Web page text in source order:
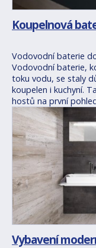
Koupelnová
Vodovodní baterie
Vodovodní baterie,
toku vodu, se staly
koupelen i kuchyní.
hostů na první
Vybavení